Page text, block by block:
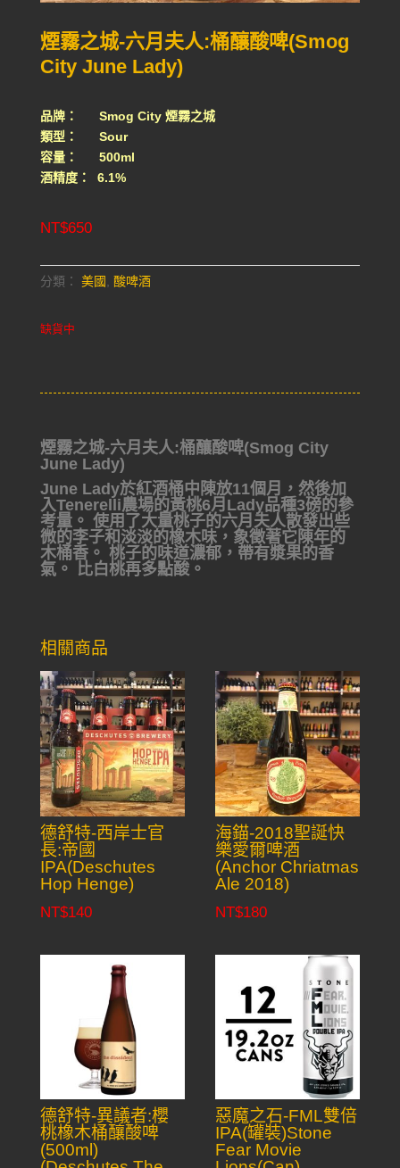
煙霧之城-六月夫人:桶釀酸啤(Smog
City June Lady)
品牌： Smog City 煙霧之城
類型： Sour
容量： 500ml
酒精度： 6.1%
NT$650
分類： 美國, 酸啤酒
缺貨中
煙霧之城-六月夫人:桶釀酸啤(Smog City
June Lady)
June Lady於紅酒桶中陳放11個月，然後加
入Tenerelli農場的黃桃6月Lady品種3磅的參
考量。 使用了大量桃子的六月夫人散發出些
微的李子和淡淡的橡木味，象徵著它陳年的
木桶香。 桃子的味道濃郁，帶有漿果的香
氣。 比白桃再多點酸。
相關商品
德舒特-西岸士官
長:帝國
IPA(Deschutes
Hop Henge)
NT$140
海錨-2018聖誕快
樂愛爾啤酒
(Anchor Chriatmas
Ale 2018)
NT$180
德舒特-異議者:櫻
桃橡木桶釀酸啤
(500ml)
惡魔之石-FML雙倍
IPA(罐裝)Stone
Fear Movie